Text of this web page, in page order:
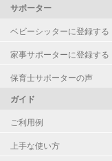
サポーター
ベビーシッターに登録する
家事サポーターに登録する
保育士サポーターの声
ガイド
ご利用例
上手な使い方